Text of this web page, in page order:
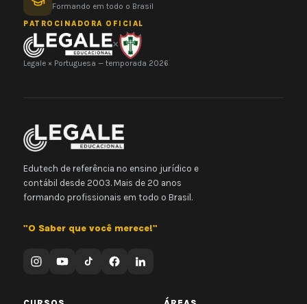
Formando em todo o Brasil
PATROCINADORA OFICIAL
×
Legale × Portuguesa — temporada 2026
Edutech de referência no ensino jurídico e
contábil desde 2003. Mais de 20 anos
formando profissionais em todo o Brasil.
"O Saber que você merece!"